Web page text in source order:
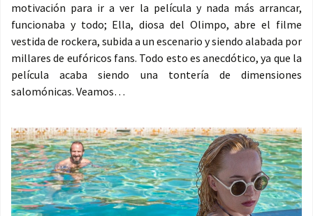
motivación para ir a ver la película y nada más arrancar,
funcionaba y todo; Ella, diosa del Olimpo, abre el filme
vestida de rockera, subida a un escenario y siendo alabada por
millares de eufóricos fans. Todo esto es anecdótico, ya que la
película acaba siendo una tontería de dimensiones
salomónicas. Veamos…